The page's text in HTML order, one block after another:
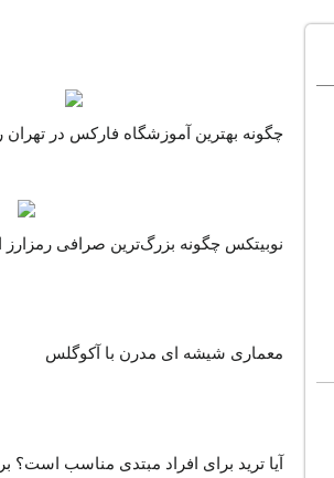
چگونه بهترین آموزشگاه فارکس در تهران
نوبیتکس چگونه بزرگ‌ترین صرافی رمزارز
معماری شیشه ای مدرن با آکوگلس
آیا ترید برای افراد مبتدی مناسب است؟